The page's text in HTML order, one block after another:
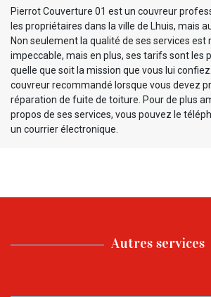
Pierrot Couverture 01 est un couvreur
les propriétaires dans la ville de Lhuis, mais
Non seulement la qualité de ses services est
impeccable, mais en plus, ses tarifs sont les
quelle que soit la mission que vous lui
couvreur recommandé lorsque vous devez
réparation de fuite de toiture. Pour de plus
propos de ses services, vous pouvez le
un courrier électronique.
Autres services